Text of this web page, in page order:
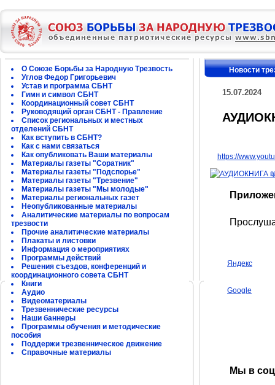
О Союзе Борьбы за Народную Трезвость
Углов Федор Григорьевич
Устав и программа СБНТ
Гимн и символ СБНТ
Координационный совет СБНТ
Руководящий орган СБНТ - Правление
Список региональных и местных
отделений СБНТ
Как вступить в СБНТ?
Как с нами связаться
Как опубликовать Ваши материалы
Материалы газеты "Соратник"
Материалы газеты "Подспорье"
Материалы газеты "Трезвение"
Материалы газеты "Мы молодые"
Материалы региональных газет
Неопубликованные материалы
Аналитические материалы по вопросам
трезвости
Прочие аналитические материалы
Плакаты и листовки
Информация о мероприятиях
Программы действий
Решения съездов, конференций и
координационного совета СБНТ
Книги
Аудио
Видеоматериалы
Трезвеннические ресурсы
Наши баннеры
Программы обучения и методические
пособия
Поддержи трезвенническое движение
Справочные материалы
Новости
15.07.2024
https://
Яндекс
Google
Мы в